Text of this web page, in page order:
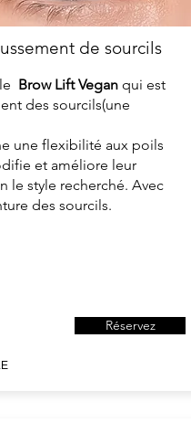
de sourcils
Réservez
Brow Lift Vegan ​qui est
des sourcils(une
une flexibilité aux poils
et améliore leur
le style recherché. Avec
des sourcils.